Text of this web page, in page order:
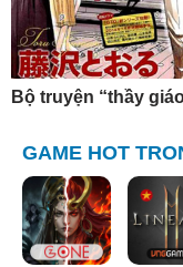
Bộ truyện “thầy
GAME HOT